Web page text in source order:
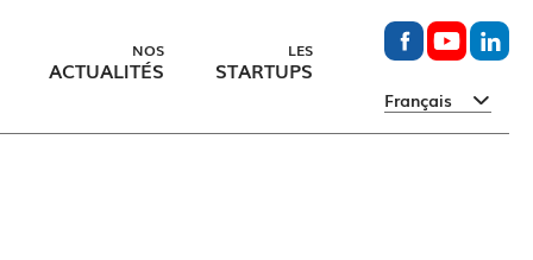
NOS
ACTUALITÉS
LES
STARTUPS
Français